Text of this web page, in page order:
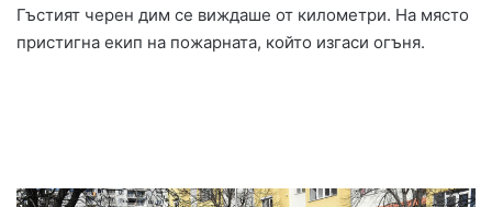
Гъстият черен дим се виждаше от километри. На място
пристигна екип на пожарната, който изгаси огъня.